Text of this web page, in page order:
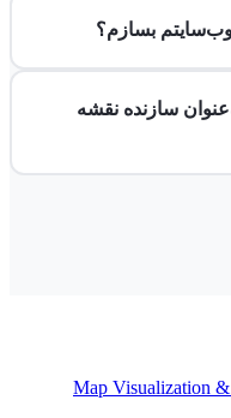
بسازم؟
سازنده نقشه
Map Visualization